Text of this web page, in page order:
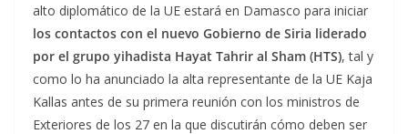
alto diplomático de la UE estará en Damasco para iniciar
los contactos con el nuevo Gobierno de Siria liderado
por el grupo yihadista Hayat Tahrir al Sham (HTS), tal y
como lo ha anunciado la alta representante de la UE Kaja
Kallas antes de su primera reunión con los ministros de
Exteriores de los 27 en la que discutirán cómo deben ser